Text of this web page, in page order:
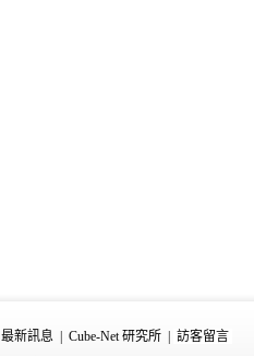
最新訊息 Cube-Net 研究所 訪客留言